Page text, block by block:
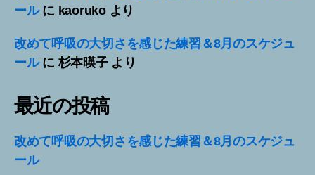
ールに kaorukoより
改めて呼吸の大切さを感じた練習＆8月のスケジュ
ールに杉本暎子より
最近の投稿
改めて呼吸の大切さを感じた練習＆8月のスケジュ
ール